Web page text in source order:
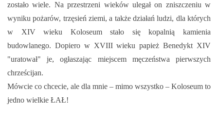
zostało wiele. Na przestrzeni wieków ulegał on zniszczeniu w
wyniku pożarów, trzęsień ziemi, a także działań ludzi, dla których
w XIV wieku Koloseum stało się kopalnią kamienia
budowlanego. Dopiero w XVIII wieku papież Benedykt XIV
"uratował" je, ogłaszając miejscem męczeństwa pierwszych
chrześcijan.
Mówcie co chcecie, ale dla mnie – mimo wszystko – Koloseum to
jedno wielkie ŁAŁ!